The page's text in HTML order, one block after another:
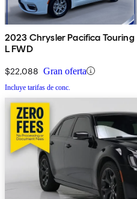
2023 Chrysler Pacifica Touring
L FWD
$22,088 Gran oferta
Incluye tarifas de conc.